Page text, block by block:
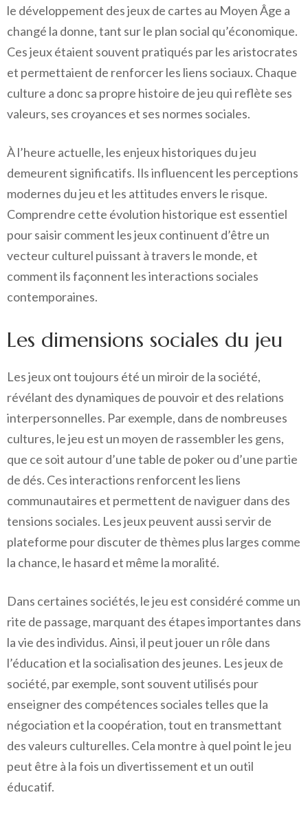
le développement des jeux de cartes au Moyen Âge a
changé la donne, tant sur le plan social qu’économique.
Ces jeux étaient souvent pratiqués par les aristocrates
et permettaient de renforcer les liens sociaux. Chaque
culture a donc sa propre histoire de jeu qui reflète ses
valeurs, ses croyances et ses normes sociales.
À l’heure actuelle, les enjeux historiques du jeu
demeurent significatifs. Ils influencent les perceptions
modernes du jeu et les attitudes envers le risque.
Comprendre cette évolution historique est essentiel
pour saisir comment les jeux continuent d’être un
vecteur culturel puissant à travers le monde, et
comment ils façonnent les interactions sociales
contemporaines.
Les dimensions sociales du jeu
Les jeux ont toujours été un miroir de la société,
révélant des dynamiques de pouvoir et des relations
interpersonnelles. Par exemple, dans de nombreuses
cultures, le jeu est un moyen de rassembler les gens,
que ce soit autour d’une table de poker ou d’une partie
de dés. Ces interactions renforcent les liens
communautaires et permettent de naviguer dans des
tensions sociales. Les jeux peuvent aussi servir de
plateforme pour discuter de thèmes plus larges comme
la chance, le hasard et même la moralité.
Dans certaines sociétés, le jeu est considéré comme un
rite de passage, marquant des étapes importantes dans
la vie des individus. Ainsi, il peut jouer un rôle dans
l’éducation et la socialisation des jeunes. Les jeux de
société, par exemple, sont souvent utilisés pour
enseigner des compétences sociales telles que la
négociation et la coopération, tout en transmettant
des valeurs culturelles. Cela montre à quel point le jeu
peut être à la fois un divertissement et un outil
éducatif.